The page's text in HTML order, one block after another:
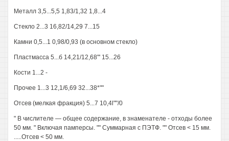
Металл 3,5...5,5 1,83/1,32 1,8...4
Стекло 2...3 16,82/14,29 7...15
Камни 0,5...1 0,98/0,93 (в основном стекло)
Пластмасса 5...б 14,21/12,68"' 15...26
Кости 1...2 -
Прочее 1...3 12,1/6,69 32...38*""
Отсев (мелкая фракция) 5...7 10,4l""/0
" В числителе — общее содержание, в знаменателе - отходы более
50 мм. " Включая памперсы. "" Суммарная с ПЭТФ. "" Отсев < 15 мм.
.....Отсев < 50 мм.